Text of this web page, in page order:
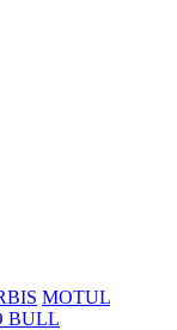
MOTUL
BULL